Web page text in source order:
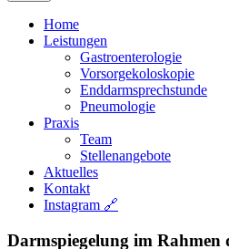
Home
Leistungen
Gastroenterologie
Vorsorgekoloskopie
Enddarmsprechstunde
Pneumologie
Praxis
Team
Stellenangebote
Aktuelles
Kontakt
Instagram 🔗
Darmspiegelung im